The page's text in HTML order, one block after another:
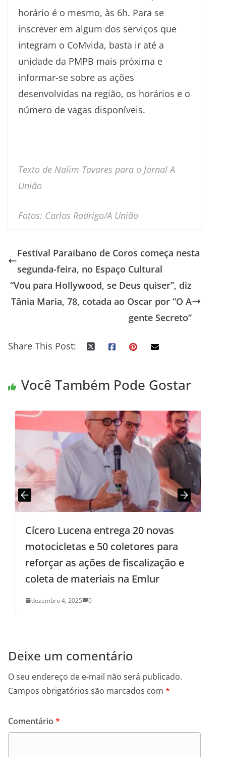
horário é o mesmo, às 6h. Para se
inscrever em algum dos serviços que
integram o CoMvida, basta ir até a
unidade da PMPB mais próxima e
informar-se sobre as ações
desenvolvidas na região, os horários e o
número de vagas disponíveis.
Texto de Nalim Tavares para o Jornal A
União
Fotos: Carlos Rodrigo/A União
Festival Paraibano de Coros começa nesta
segunda-feira, no Espaço Cultural
“Vou para Hollywood, se Deus quiser”, diz
Tânia Maria, 78, cotada ao Oscar por “O A
gente Secreto”
Share This Post:
Você Também Pode Gostar
Cícero Lucena entrega 20 novas
motocicletas e 50 coletores para
reforçar as ações de fiscalização e
coleta de materiais na Emlur
dezembro 4, 2025 0
Deixe um comentário
O seu endereço de e-mail não será publicado.
Campos obrigatórios são marcados com *
Comentário *